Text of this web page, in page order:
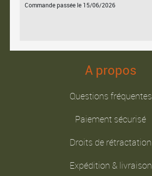
Commande passée le 15/06/2026
A propos
Questions fréquentes
Paiement sécurisé
Droits de rétractation
Expédition & livraison